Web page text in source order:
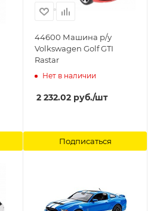
44600 Машина р/у
Volkswagen Golf GTI
Rastar
Нет в наличии
2 232.02 руб./шт
Подписаться